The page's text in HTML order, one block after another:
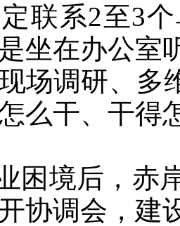
联系2至3
坐在办公室
场调研、多
么干、干得
困境后，赤
协调会，建